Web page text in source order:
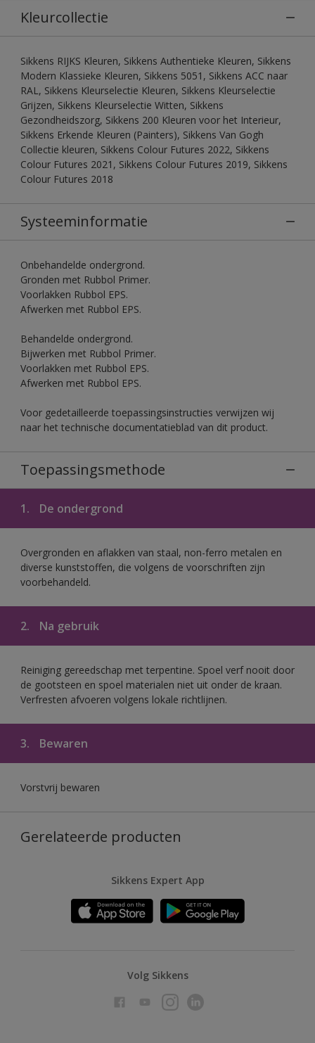
Kleurcollectie
Sikkens RIJKS Kleuren, Sikkens Authentieke Kleuren, Sikkens
Modern Klassieke Kleuren, Sikkens 5051, Sikkens ACC naar
RAL, Sikkens Kleurselectie Kleuren, Sikkens Kleurselectie
Grijzen, Sikkens Kleurselectie Witten, Sikkens
Gezondheidszorg, Sikkens 200 Kleuren voor het Interieur,
Sikkens Erkende Kleuren (Painters), Sikkens Van Gogh
Collectie kleuren, Sikkens Colour Futures 2022, Sikkens
Colour Futures 2021, Sikkens Colour Futures 2019, Sikkens
Colour Futures 2018
Systeeminformatie
Onbehandelde ondergrond.
Gronden met Rubbol Primer.
Voorlakken Rubbol EPS.
Afwerken met Rubbol EPS.
Behandelde ondergrond.
Bijwerken met Rubbol Primer.
Voorlakken met Rubbol EPS.
Afwerken met Rubbol EPS.
Voor gedetailleerde toepassingsinstructies verwijzen wij
naar het technische documentatieblad van dit product.
Toepassingsmethode
1. De ondergrond
Overgronden en aflakken van staal, non-ferro metalen en
diverse kunststoffen, die volgens de voorschriften zijn
voorbehandeld.
2. Na gebruik
Reiniging gereedschap met terpentine. Spoel verf nooit door
de gootsteen en spoel materialen niet uit onder de kraan.
Verfresten afvoeren volgens lokale richtlijnen.
3. Bewaren
Vorstvrij bewaren
Gerelateerde producten
Sikkens Expert App
Volg Sikkens